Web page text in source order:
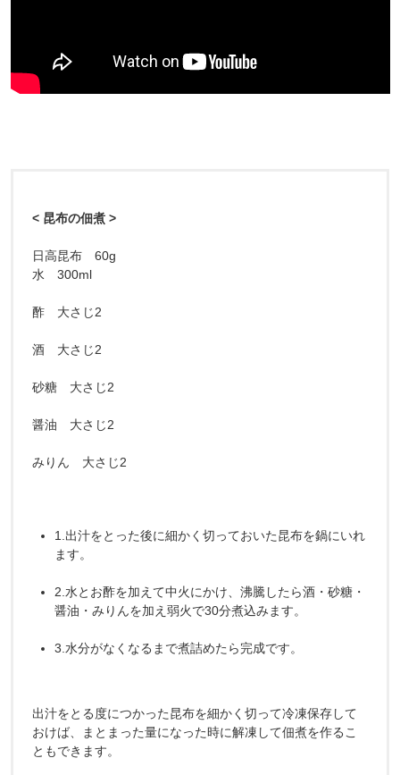
< 昆布の佃煮 >
日高昆布 60g
水 300ml
酢 大さじ2
酒 大さじ2
砂糖 大さじ2
醤油 大さじ2
みりん 大さじ2
1.出汁をとった後に細かく切っておいた昆布を鍋にいれ
ます。
2.水とお酢を加えて中火にかけ、沸騰したら酒・砂糖・
醤油・みりんを加え弱火で30分煮込みます。
3.水分がなくなるまで煮詰めたら完成です。
出汁をとる度につかった昆布を細かく切って冷凍保存して
おけば、まとまった量になった時に解凍して佃煮を作るこ
ともできます。